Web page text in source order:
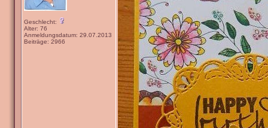
Geschlecht:
Alter: 76
Anmeldungsdatum: 29.07.2013
Beiträge: 2966